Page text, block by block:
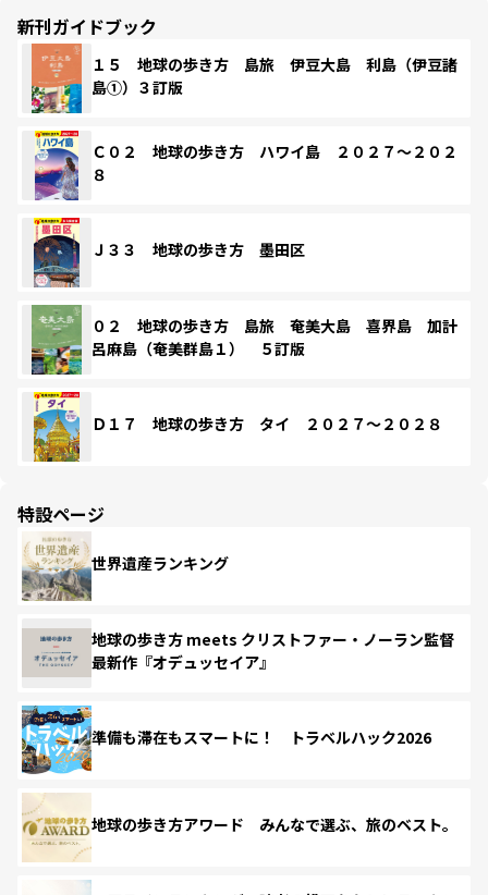
新刊ガイドブック
１５ 地球の歩き方 島旅 伊豆大島 利島（伊豆諸
島①）３訂版
Ｃ０２ 地球の歩き方 ハワイ島 ２０２７～２０２
８
Ｊ３３ 地球の歩き方 墨田区
０２ 地球の歩き方 島旅 奄美大島 喜界島 加計
呂麻島（奄美群島１） ５訂版
Ｄ１７ 地球の歩き方 タイ ２０２７～２０２８
特設ページ
世界遺産ランキング
地球の歩き方 meets クリストファー・ノーラン監督
最新作『オデュッセイア』
準備も滞在もスマートに！ トラベルハック2026
地球の歩き方アワード みんなで選ぶ、旅のベスト。